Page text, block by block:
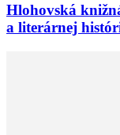
Hlohovská
a literárnej